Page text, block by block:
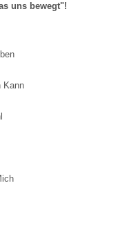
uns bewegt"!
Kann